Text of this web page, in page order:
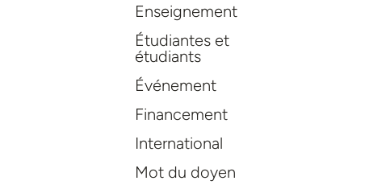
Enseignement
Étudiantes et
étudiants
Événement
Financement
International
Mot du doyen